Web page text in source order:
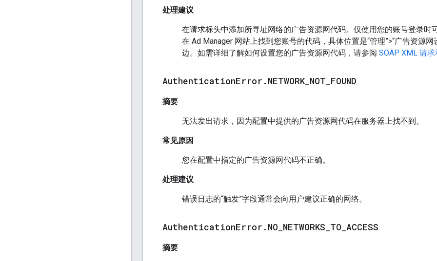
处理建议
在请求标头中添加所寻址网络的广告资源网代码。仅使用您的账号登录时
在 Ad Manager 网站上找到您账号的代码，具体位置是“管理”>“广告资源网
边。如需详细了解如何设置您的广告资源网代码，请参阅 SOAP XML 请
AuthenticationError . NETWORK_ NOT FOUND
摘要
无法发出请求，因为配置中提供的广告资源网代码在服务器上找不到。
常见原因
您在配置中指定的广告资源网代码不正确。
处理建议
错误日志的“触发”字段通常会向用户建议正确的网络。
AuthenticationError . NO NETWORKS TO ACCESS
摘要